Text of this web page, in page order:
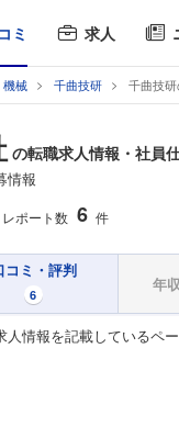
ミ 求人
機械 千曲技研 千曲技
の転職求人情報・社員
情報
レポート数 6 件
コミ・評判
6
年
情報を記載しているペ